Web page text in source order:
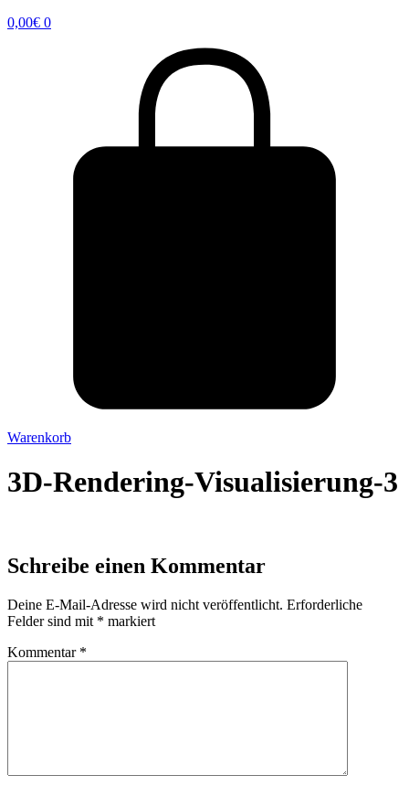
0,00€ 0
Warenkorb
3D-Rendering-Visualisierung-3
Schreibe einen Kommentar
Deine E-Mail-Adresse wird nicht veröffentlicht. Erforderliche
Felder sind mit * markiert
Kommentar *